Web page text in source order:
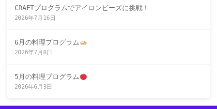
CRAFTプログラムでアイロンビーズに挑戦！
2026年7月16日
6月の料理プログラム
2026年7月8日
5月の料理プログラム
2026年6月3日